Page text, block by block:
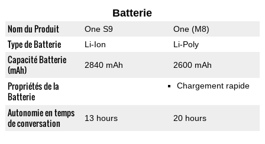
Batterie
Nom du Produit One S9 One (M8)
Type de Batterie Li-Ion Li-Poly
Capacité Batterie
(mAh)
2840 mAh 2600 mAh
Propriétés de la
Batterie
Chargement rapide
Autonomie en temps
de conversation
13 hours 20 hours